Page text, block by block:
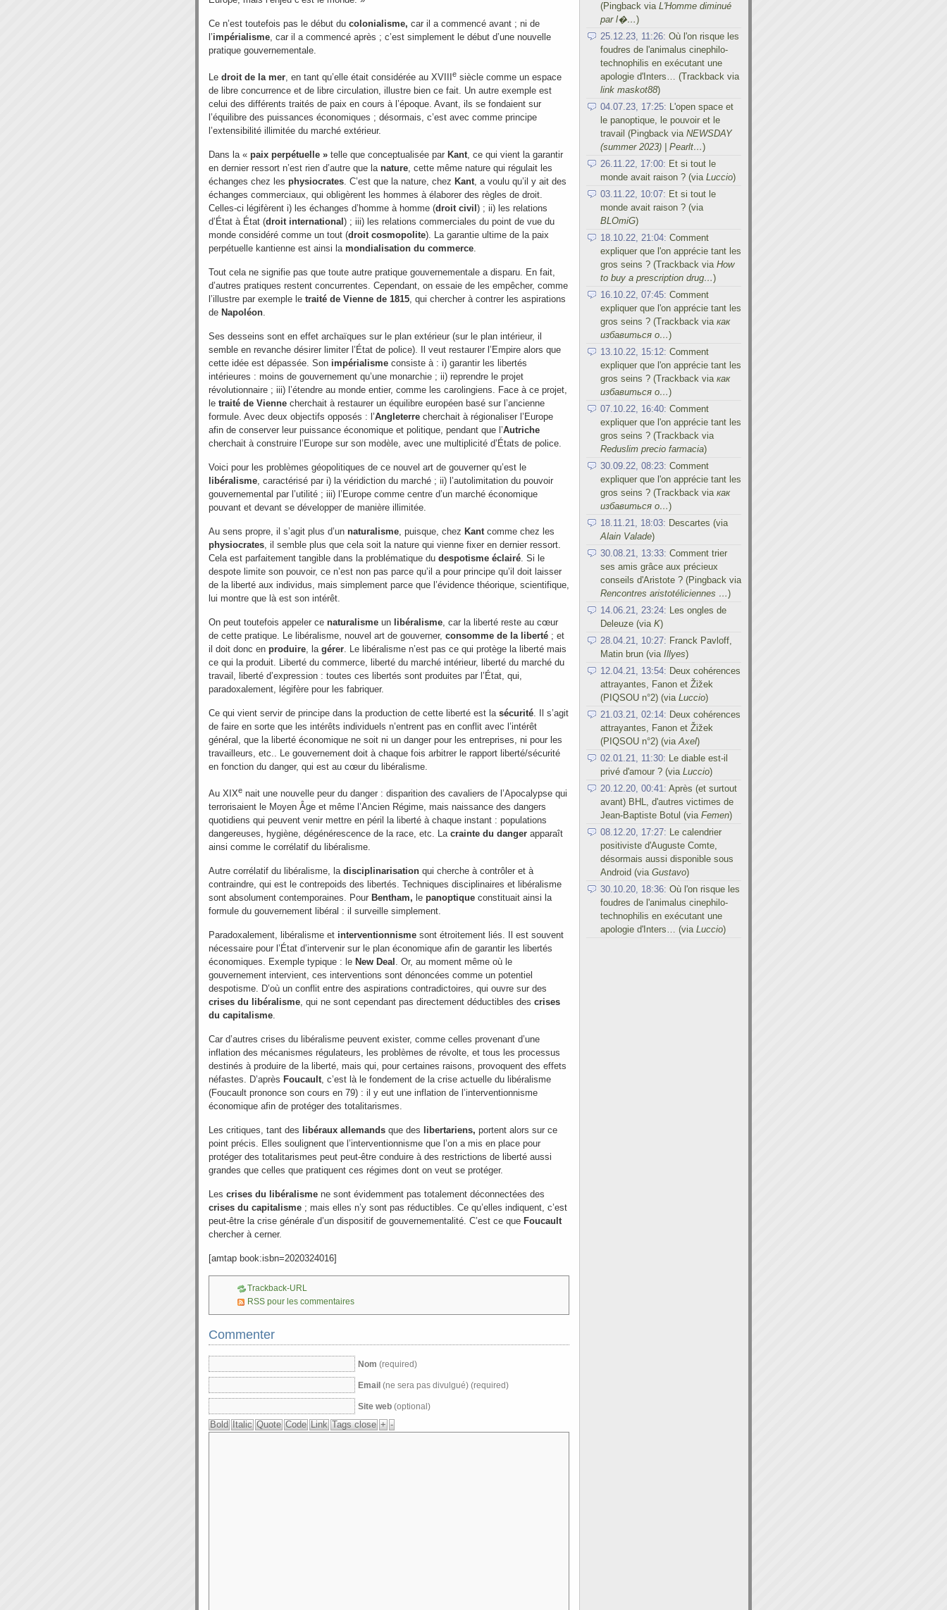
Ce n’est toutefois pas le début du colonialisme, car il a commencé avant ; ni de
l’impérialisme , car il a commencé après ; c’est simplement le début d’une nouvelle
pratique gouvernementale.
Le droit de la mer , en tant qu’elle était considérée au XVIII e siècle comme un espace
de libre concurrence et de libre circulation, illustre bien ce fait. Un autre exemple est
celui des différents traités de paix en cours à l’époque. Avant, ils se fondaient sur
l’équilibre des puissances économiques ; désormais, c’est avec comme principe
l’extensibilité illimitée du marché extérieur.
Dans la « paix perpétuelle » telle que conceptualisée par Kant , ce qui vient la garantir
en dernier ressort n’est rien d’autre que la nature , cette même nature qui régulait les
échanges chez les physiocrates . C’est que la nature, chez Kant , a voulu qu’il y ait des
échanges commerciaux, qui obligèrent les hommes à élaborer des règles de droit.
Celles-ci légifèrent i) les échanges d’homme à homme (droit civil ) ; ii) les relations
d’État à État (droit international ) ; iii) les relations commerciales du point de vue du
monde considéré comme un tout (droit cosmopolite). La garantie ultime de la paix
perpétuelle kantienne est ainsi la mondialisation du commerce
Tout cela ne signifie pas que toute autre pratique gouvernementale a disparu. En fait,
d’autres pratiques restent concurrentes. Cependant, on essaie de les empêcher, comme
l’illustre par exemple le traité de Vienne de 1815 , qui chercher à contrer les aspirations
de Napoléon
Ses desseins sont en effet archaïques sur le plan extérieur (sur le plan intérieur, il
semble en revanche désirer limiter l’État de police). Il veut restaurer l’Empire alors que
cette idée est dépassée. Son impérialisme consiste à : i) garantir les libertés
intérieures : moins de gouvernement qu’une monarchie ; ii) reprendre le projet
révolutionnaire ; iii) l’étendre au monde entier, comme les carolingiens. Face à ce projet,
le traité de Vienne cherchait à restaurer un équilibre européen basé sur l’ancienne
formule. Avec deux objectifs opposés : l’Angleterre cherchait à régionaliser l’Europe
afin de conserver leur puissance économique et politique, pendant que l’Autriche
cherchait à construire l’Europe sur son modèle, avec une multiplicité d’États de police.
Voici pour les problèmes géopolitiques de ce nouvel art de gouverner qu’est le
libéralisme , caractérisé par i) la véridiction du marché ; ii) l’autolimitation du pouvoir
gouvernemental par l’utilité ; iii) l’Europe comme centre d’un marché économique
pouvant et devant se développer de manière illimitée.
Au sens propre, il s’agit plus d’un naturalisme , puisque, chez Kant comme chez les
physiocrates , il semble plus que cela soit la nature qui vienne fixer en dernier ressort.
Cela est parfaitement tangible dans la problématique du despotisme éclairé . Si le
despote limite son pouvoir, ce n’est non pas parce qu’il a pour principe qu’il doit laisser
de la liberté aux individus, mais simplement parce que l’évidence théorique, scientifique,
lui montre que là est son intérêt.
On peut toutefois appeler ce naturalisme un libéralisme , car la liberté reste au cœur
de cette pratique. Le libéralisme, nouvel art de gouverner, consomme de la liberté ; et
il doit donc en produire , la gérer . Le libéralisme n’est pas ce qui protège la liberté mais
ce qui la produit. Liberté du commerce, liberté du marché intérieur, liberté du marché du
travail, liberté d’expression : toutes ces libertés sont produites par l’État, qui,
paradoxalement, légifère pour les fabriquer.
Ce qui vient servir de principe dans la production de cette liberté est la sécurité . Il s’agit
de faire en sorte que les intérêts individuels n’entrent pas en conflit avec l’intérêt
général, que la liberté économique ne soit ni un danger pour les entreprises, ni pour les
travailleurs, etc.. Le gouvernement doit à chaque fois arbitrer le rapport liberté/sécurité
en fonction du danger, qui est au cœur du libéralisme.
Au XIXe nait une nouvelle peur du danger : disparition des cavaliers de l’Apocalypse qui
terrorisaient le Moyen Âge et même l’Ancien Régime, mais naissance des dangers
quotidiens qui peuvent venir mettre en péril la liberté à chaque instant : populations
dangereuses, hygiène, dégénérescence de la race, etc. La crainte du danger apparaît
ainsi comme le corrélatif du libéralisme.
Autre corrélatif du libéralisme, la disciplinarisation qui cherche à contrôler et à
contraindre, qui est le contrepoids des libertés. Techniques disciplinaires et libéralisme
sont absolument contemporaines. Pour Bentham, le panoptique constituait ainsi la
formule du gouvernement libéral : il surveille simplement.
Paradoxalement, libéralisme et interventionnisme sont étroitement liés. Il est souvent
nécessaire pour l’État d’intervenir sur le plan économique afin de garantir les libertés
économiques. Exemple typique : le New Deal . Or, au moment même où le
gouvernement intervient, ces interventions sont dénoncées comme un potentiel
despotisme. D’où un conflit entre des aspirations contradictoires, qui ouvre sur des
crises du libéralisme, qui ne sont cependant pas directement déductibles des crises
du capitalisme.
Car d’autres crises du libéralisme peuvent exister, comme celles provenant d’une
inflation des mécanismes régulateurs, les problèmes de révolte, et tous les processus
destinés à produire de la liberté, mais qui, pour certaines raisons, provoquent des effets
néfastes. D’après Foucault, c’est là le fondement de la crise actuelle du libéralisme
(Foucault prononce son cours en 79) : il y eut une inflation de l’interventionnisme
économique afin de protéger des totalitarismes.
Les critiques, tant des libéraux allemands que des libertariens, portent alors sur ce
point précis. Elles soulignent que l’interventionnisme que l’on a mis en place pour
protéger des totalitarismes peut peut-être conduire à des restrictions de liberté aussi
grandes que celles que pratiquent ces régimes dont on veut se protéger.
Les crises du libéralisme ne sont évidemment pas totalement déconnectées des
crises du capitalisme ; mais elles n’y sont pas réductibles. Ce qu’elles indiquent, c’est
peut-être la crise générale d’un dispositif de gouvernementalité. C’est ce que Foucault
chercher à cerner.
[amtap book:isbn=2020324016]
Trackback-URL
RSS pour les commentaires
Commenter
Nom (required)
Email (ne sera pas divulgué) (required)
Site web (optional)
(Pingback via L'Homme diminué
par l�…)
25.12.23, 11:26: Où l'on risque les
foudres de l'animalus cinephilo-
technophilis en exécutant une
apologie d'Inters… (Trackback via
link maskot88)
04.07.23, 17:25: L'open space et
le panoptique, le pouvoir et le
travail (Pingback via NEWSDAY
(summer 2023) | Pearlt…)
26.11.22, 17:00: Et si tout le
monde avait raison ? (via Luccio)
03.11.22, 10:07: Et si tout le
monde avait raison ? (via
BLOmiG)
18.10.22, 21:04: Comment
expliquer que l'on apprécie tant les
gros seins ? (Trackback via How
to buy a prescription drug…)
16.10.22, 07:45: Comment
expliquer que l'on apprécie tant les
gros seins ? (Trackback via как
избавиться о…)
13.10.22, 15:12: Comment
expliquer que l'on apprécie tant les
gros seins ? (Trackback via как
избавиться о…)
07.10.22, 16:40: Comment
expliquer que l'on apprécie tant les
gros seins ? (Trackback via
Reduslim precio farmacia)
30.09.22, 08:23: Comment
expliquer que l'on apprécie tant les
gros seins ? (Trackback via как
избавиться о…)
18.11.21, 18:03: Descartes (via
Alain Valade)
30.08.21, 13:33: Comment trier
ses amis grâce aux précieux
conseils d'Aristote ? (Pingback via
Rencontres aristotéliciennes …)
14.06.21, 23:24: Les ongles de
Deleuze (via K)
28.04.21, 10:27: Franck Pavloff,
Matin brun (via Illyes)
12.04.21, 13:54: Deux cohérences
attrayantes, Fanon et Žižek
(PIQSOU n°2) (via Luccio)
21.03.21, 02:14: Deux cohérences
attrayantes, Fanon et Žižek
(PIQSOU n°2) (via Axel)
02.01.21, 11:30: Le diable est-il
privé d'amour ? (via Luccio)
20.12.20, 00:41: Après (et surtout
avant) BHL, d'autres victimes de
Jean-Baptiste Botul (via Femen)
08.12.20, 17:27: Le calendrier
positiviste d'Auguste Comte,
désormais aussi disponible sous
Android (via Gustavo)
30.10.20, 18:36: Où l'on risque les
foudres de l'animalus cinephilo-
technophilis en exécutant une
apologie d'Inters… (via Luccio)